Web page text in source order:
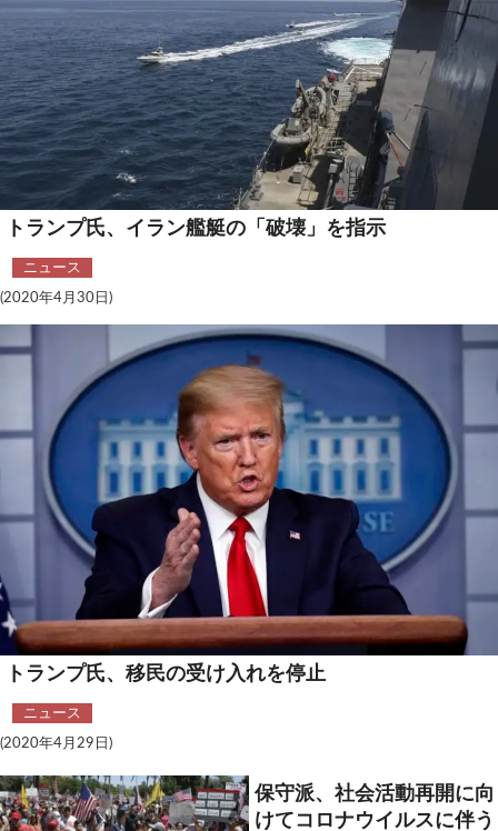
航空宇宙・防衛
国境・移民政策
テクノロジー
コメンタリー
社説
ビル・ガーツ
東アジア
東京発
トランプ氏、イラン艦艇の「破壊」を指示
ニュース
(2020年4月30日)
トランプ氏、移民の受け入れを停止
ニュース
(2020年4月29日)
保守派、社会活動再開に向
けてコロナウイルスに伴う